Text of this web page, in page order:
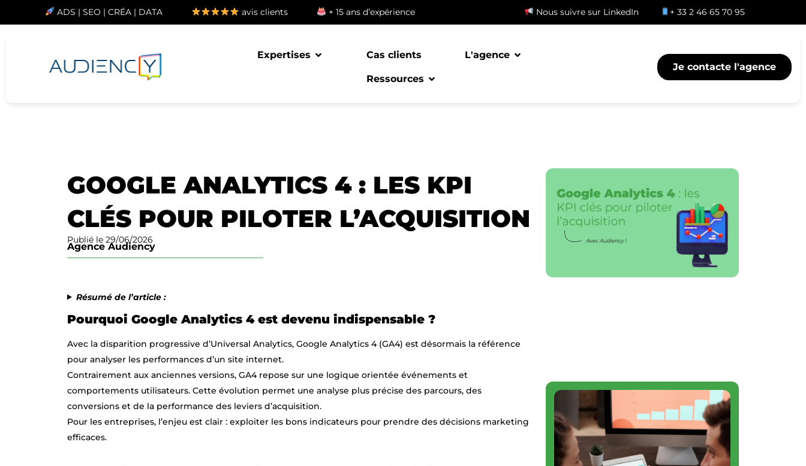
ADS | SEO | CRÉA| DATA avis clients + 15 ans d’expérience Nous suivre sur LinkedIn + 33 2 46 65 70 95
Expertises Cas clients L'agence
Ressources
Je contacte l'agence
GOOGLE ANALYTICS 4 : LES KPI
CLÉS POUR PILOTER L’ACQUISITION
Publié le 29/06/2026
Agence Audiency
Résumé de l’article :
Pourquoi Google Analytics 4 est devenu indispensable ?
Avec la disparition progressive d’Universal Analytics, Google Analytics 4 (GA4) est désormais la référence
pour analyser les performances d’un site internet.
Contrairement aux anciennes versions, GA4 repose sur une logique orientée événements et
comportements utilisateurs. Cette évolution permet une analyse plus précise des parcours, des
conversions et de la performance des leviers d’acquisition.
Pour les entreprises, l’enjeu est clair : exploiter les bons indicateurs pour prendre des décisions marketing
efficaces.